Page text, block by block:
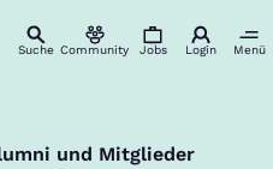
Suche Community Jobs Login Menü
und Mitglieder